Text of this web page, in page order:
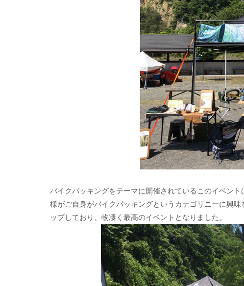
バイクパッキングをテーマに開催されているこのイベン
様がご自身がバイクパッキングというカテゴリニーに興
ップしており、物凄く最高のイベントとなりました。